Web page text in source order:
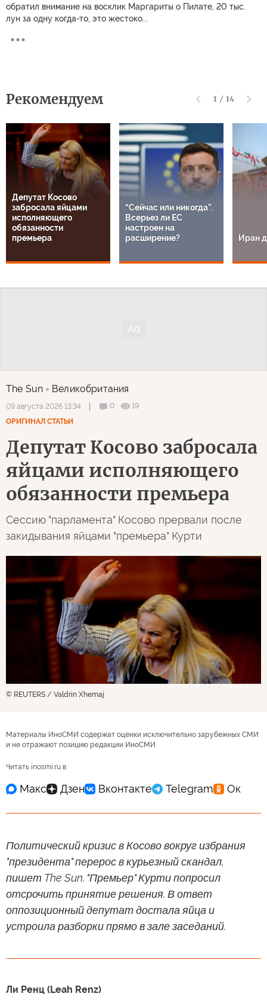
обратил внимание на восклик Маргариты о Пилате, 20 тыс.
лун за одну когда-то, это жестоко...
Рекомендуем 1 / 14
Депутат Косово
забросала яйцами
исполняющего
обязанности
премьера
“Сейчас или никогда”.
Всерьез ли ЕС
настроен на
расширение?
Иран
The Sun Великобритания
09 августа 2026 13:34 0
19
ОРИГИНАЛ СТАТЬИ
Депутат Косово забросала
яйцами исполняющего
обязанности премьера
Сессию "парламента" Косово прервали после
закидывания яйцами "премьера" Курти
© REUTERS / Valdrin Xhemaj
Материалы ИноСМИ содержат оценки исключительно зарубежных СМИ
и не отражают позицию редакции ИноСМИ
Читать inosmi.ru в
Политический кризис в Косово вокруг избрания
"президента" перерос в курьезный скандал,
пишет The Sun. "Премьер" Курти попросил
отсрочить принятие решения. В ответ
оппозиционный депутат достала яйца и
устроила разборки прямо в зале заседаний.
Ли Ренц (Leah Renz)